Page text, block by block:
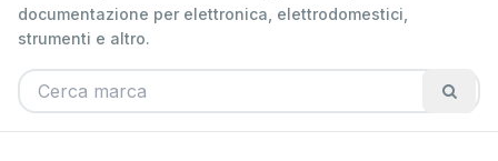
documentazione per elettronica, elettrodomestici,
strumenti e altro.